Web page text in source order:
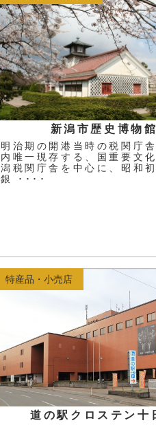
新潟市歴史博物館
明治期の開港当時の税関庁
内唯一現存する、国重要文
潟税関庁舎を中心に、昭和
銀 ････
道の駅クロステン十
特産品・小売店